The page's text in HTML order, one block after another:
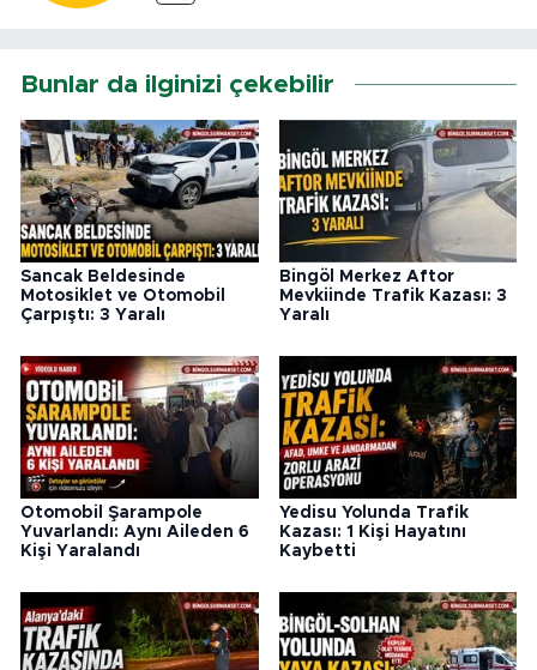
Bunlar da ilginizi çekebilir
Sancak Beldesinde
Motosiklet ve Otomobil
Çarpıştı: 3 Yaralı
Bingöl Merkez Aftor
Mevkiinde Trafik Kazası: 3
Yaralı
Otomobil Şarampole
Yuvarlandı: Aynı Aileden 6
Kişi Yaralandı
Yedisu Yolunda Trafik
Kazası: 1 Kişi Hayatını
Kaybetti